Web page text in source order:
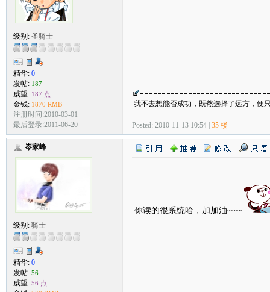
级别: 圣骑士
精华: 0
发帖: 187
威望: 187 点
金钱: 1870 RMB
注册时间:2010-03-01
最后登录:2011-06-20
我不去想能否成功，既然选择了远方，便
Posted: 2010-11-13 10:54 | 35 楼
岑家峰
级别: 骑士
精华: 0
发帖: 56
威望: 56 点
你读的很系统哈，加加油~~~